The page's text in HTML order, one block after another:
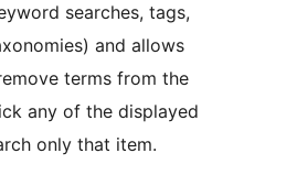
searches, tags,
and allows
terms from the
any of the displayed
only that item.